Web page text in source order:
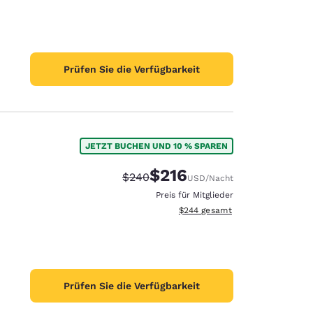
Prüfen Sie die Verfügbarkeit
JETZT BUCHEN UND 10 % SPAREN
Durchgestrichener Preis:
$240Vergünstigter Preis:
$216USD/Nacht
Preis für Mitglieder
Geschätzte Gesamtdetails
$244 gesamt
Prüfen Sie die Verfügbarkeit